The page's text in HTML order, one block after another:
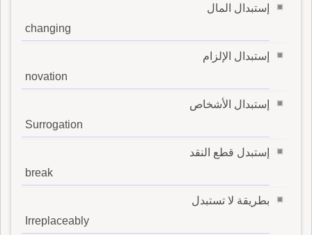
إستبدال المال
changing
إستبدال الإلزام
novation
إستبدال الأشخاص
Surrogation
إستبدل قطع النقد
break
بطريقة لا تستبدل
Irreplaceably